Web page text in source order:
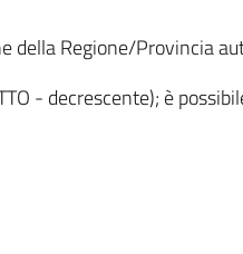
della Regione/Provincia
- decrescente); è